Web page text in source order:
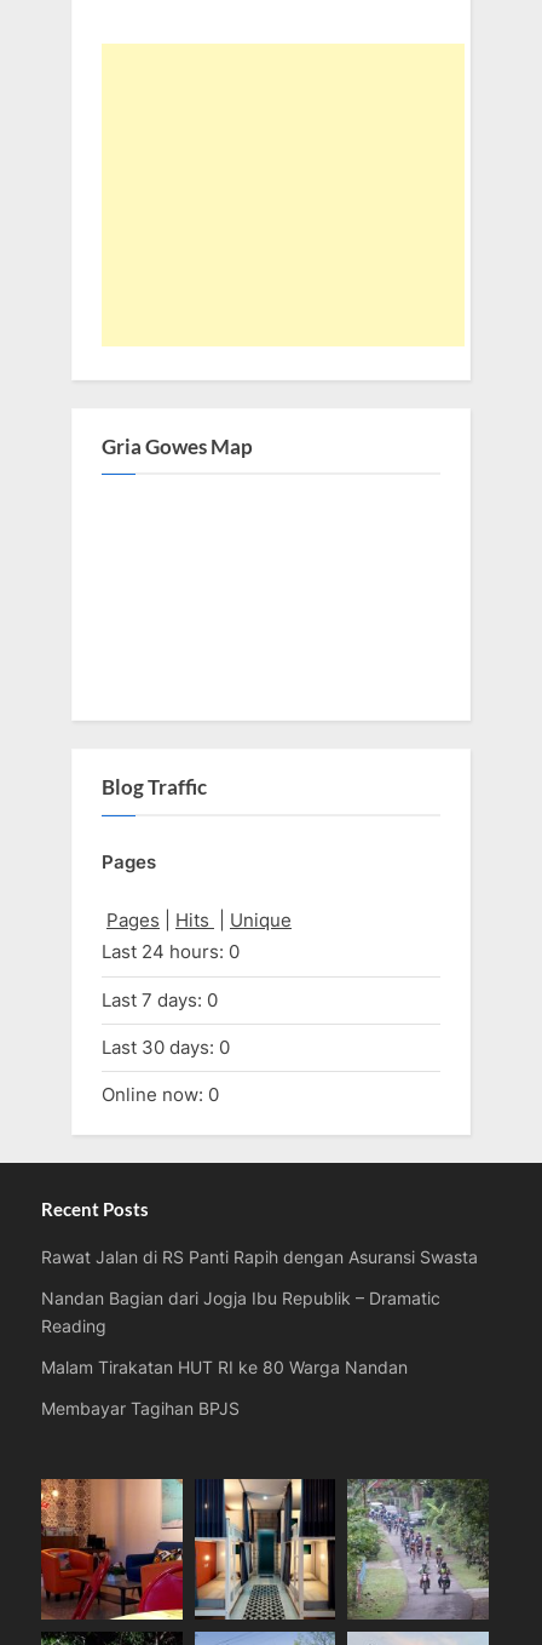
Gria Gowes Map
Blog Traffic
Pages
Pages Hits
Unique
Last 24 hours: 0
Last 7 days: 0
Last 30 days: 0
Online now: 0
Recent Posts
Rawat Jalan di RS Panti Rapih dengan Asuransi Swasta
Nandan Bagian dari Jogja Ibu Republik – Dramatic
Reading
Malam Tirakatan HUT RI ke 80 Warga Nandan
Membayar Tagihan BPJS